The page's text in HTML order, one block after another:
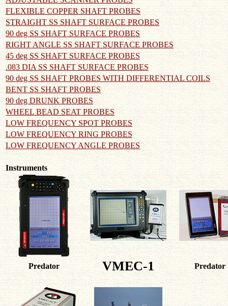
FLEXIBLE COPPER SHAFT PROBES
STRAIGHT SS SHAFT SURFACE PROBES
90 deg SS SHAFT SURFACE PROBES
RIGHT ANGLE SS SHAFT SURFACE PROBES
45 deg SS SHAFT SURFACE PROBES
.083 DIA SS SHAFT SURFACE PROBES
90 deg SS SHAFT PROBES WITH DIFFERENTIAL COILS
BENT SS SHAFT PROBES
90 deg DRUNK PROBES
WHEEL BEAD SEAT PROBES
LOW FREQUENCY SPOT PROBES
LOW FREQUENCY RING PROBES
LOW FREQUENCY ANGLE PROBES
Instruments
Predator VMEC-1 Predator